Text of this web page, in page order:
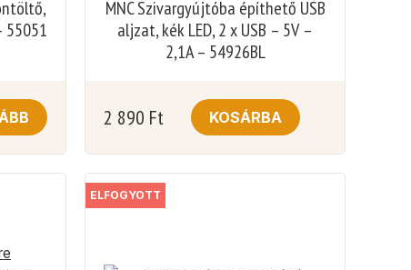
55051
MNC Szivargyújtóba építhető USB
aljzat, kék LED, 2 x USB – 5V –
2,1A – 54926BL
2 890 Ft KOSÁRBA
ELFOGYOTT